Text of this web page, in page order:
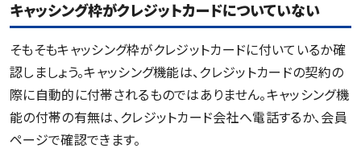
キャッシング枠がクレジットカードについていない
そもそもキャッシング枠がクレジットカードに付いているか確
認しましょう。キャッシング機能は、クレジットカードの契約の
際に自動的に付帯されるものではありません。キャッシング機
能の付帯の有無は、クレジットカード会社へ電話するか、会員
ページで確認できます。